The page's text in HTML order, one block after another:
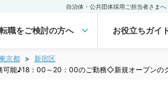
自治体・公共団体採用ご担当者さまへ
転職をご検討の方へ お役立ちガイ
京都
新宿区
能♪18：00～20：00のご勤務◇新規オープンの